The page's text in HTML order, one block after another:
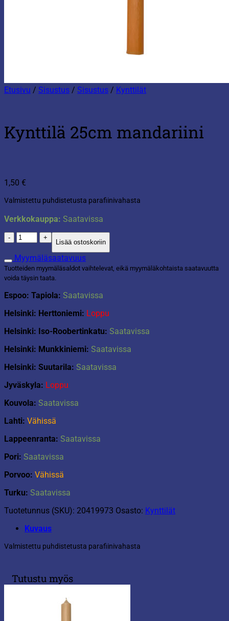
Etusivu / Sisustus / Sisustus / Kynttilät
Kynttilä 25cm mandariini
1,50 €
Valmistettu puhdistetusta parafiinivahasta
Verkkokauppa: Saatavissa
Kynttilä
25cm
mandariini
määrä
Lisää ostoskoriin
Myymäläsaatavuus
Tuotteiden myymäläsaldot vaihtelevat, eikä myymäläkohtaista saatavuutta
voida täysin taata.
Espoo: Tapiola: Saatavissa
Helsinki: Herttoniemi: Loppu
Helsinki: Iso-Roobertinkatu: Saatavissa
Helsinki: Munkkiniemi: Saatavissa
Helsinki: Suutarila: Saatavissa
Jyväskyla: Loppu
Kouvola: Saatavissa
Lahti: Vähissä
Lappeenranta: Saatavissa
Pori: Saatavissa
Porvoo: Vähissä
Turku: Saatavissa
Tuotetunnus (SKU): 20419973 Osasto: Kynttilät
Kuvaus
Valmistettu puhdistetusta parafiinivahasta
Tutustu myös